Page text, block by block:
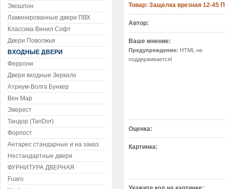
Товар: Защелка врезная 12-45
Автор:
Ваше мнение:
Предупреждение: HTML не
поддерживается!
Оценка:
Картинка:
Экошпон
Ламинированные двери ПВХ
Классика Винил Софт
Двери Поволжья
ВХОДНЫЕ ДВЕРИ
Феррони
Двери входные Зеркало
Атриум-Волга Бункер
Вен Мар
Эверест
Тандор (TanDor)
Форпост
Антарес стандарные и на заказ
Нестандартные двери
ФУРНИТУРА ДВЕРНАЯ
Fuaro